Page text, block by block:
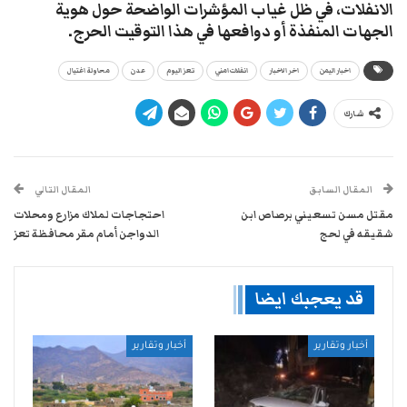
الانفلات، في ظل غياب المؤشرات الواضحة حول هوية
الجهات المنفذة أو دوافعها في هذا التوقيت الحرج.
اخبار اليمن اخر الاخبار انفلات امني تعز اليوم عدن محاولة اغتيال
شارك
المقال السابق
مقتل مسن تسعيني برصاص ابن
شقيقه في لحج
المقال التالي
احتجاجات لملاك مزارع ومحلات
الدواجن أمام مقر محافظة تعز
قد يعجبك ايضا
أخبار وتقارير أخبار وتقارير